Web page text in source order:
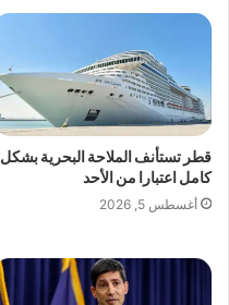
قطر تستأنف الملاحة البحرية بشكل
كامل اعتبارا من الأحد
أغسطس 5, 2026